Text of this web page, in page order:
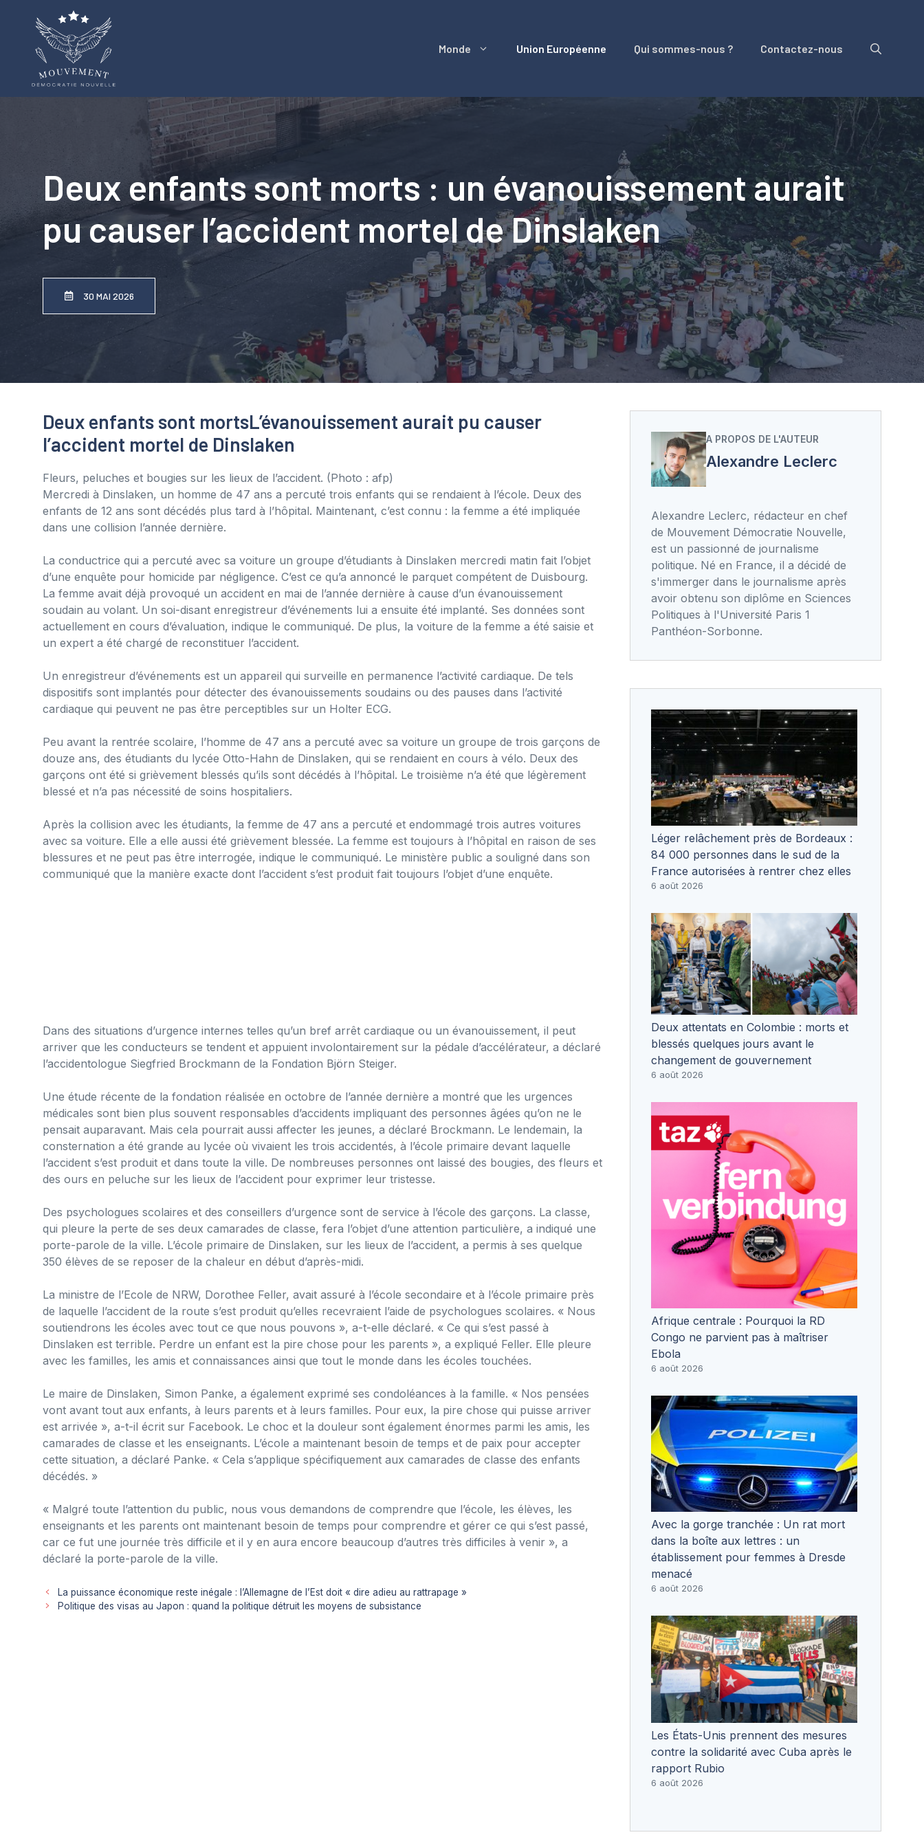
Monde Union Européenne Qui sommes-nous ? Contactez-nous
Deux enfants sont morts : un évanouissement aurait
pu causer l’accident mortel de Dinslaken
30 MAI 2026
Deux enfants sont mortsL’évanouissement aurait pu causer
l’accident mortel de Dinslaken
Fleurs, peluches et bougies sur les lieux de l’accident. (Photo : afp)
Mercredi à Dinslaken, un homme de 47 ans a percuté trois enfants qui se rendaient à l’école. Deux des
enfants de 12 ans sont décédés plus tard à l’hôpital. Maintenant, c’est connu : la femme a été impliquée
dans une collision l’année dernière.
La conductrice qui a percuté avec sa voiture un groupe d’étudiants à Dinslaken mercredi matin fait l’objet
d’une enquête pour homicide par négligence. C’est ce qu’a annoncé le parquet compétent de Duisbourg.
La femme avait déjà provoqué un accident en mai de l’année dernière à cause d’un évanouissement
soudain au volant. Un soi-disant enregistreur d’événements lui a ensuite été implanté. Ses données sont
actuellement en cours d’évaluation, indique le communiqué. De plus, la voiture de la femme a été saisie et
un expert a été chargé de reconstituer l’accident.
Un enregistreur d’événements est un appareil qui surveille en permanence l’activité cardiaque. De tels
dispositifs sont implantés pour détecter des évanouissements soudains ou des pauses dans l’activité
cardiaque qui peuvent ne pas être perceptibles sur un Holter ECG.
Peu avant la rentrée scolaire, l’homme de 47 ans a percuté avec sa voiture un groupe de trois garçons de
douze ans, des étudiants du lycée Otto-Hahn de Dinslaken, qui se rendaient en cours à vélo. Deux des
garçons ont été si grièvement blessés qu’ils sont décédés à l’hôpital. Le troisième n’a été que légèrement
blessé et n’a pas nécessité de soins hospitaliers.
Après la collision avec les étudiants, la femme de 47 ans a percuté et endommagé trois autres voitures
avec sa voiture. Elle a elle aussi été grièvement blessée. La femme est toujours à l’hôpital en raison de ses
blessures et ne peut pas être interrogée, indique le communiqué. Le ministère public a souligné dans son
communiqué que la manière exacte dont l’accident s’est produit fait toujours l’objet d’une enquête.
Dans des situations d’urgence internes telles qu’un bref arrêt cardiaque ou un évanouissement, il peut
arriver que les conducteurs se tendent et appuient involontairement sur la pédale d’accélérateur, a déclaré
l’accidentologue Siegfried Brockmann de la Fondation Björn Steiger.
Une étude récente de la fondation réalisée en octobre de l’année dernière a montré que les urgences
médicales sont bien plus souvent responsables d’accidents impliquant des personnes âgées qu’on ne le
pensait auparavant. Mais cela pourrait aussi affecter les jeunes, a déclaré Brockmann. Le lendemain, la
consternation a été grande au lycée où vivaient les trois accidentés, à l’école primaire devant laquelle
l’accident s’est produit et dans toute la ville. De nombreuses personnes ont laissé des bougies, des fleurs et
des ours en peluche sur les lieux de l’accident pour exprimer leur tristesse.
Des psychologues scolaires et des conseillers d’urgence sont de service à l’école des garçons. La classe,
qui pleure la perte de ses deux camarades de classe, fera l’objet d’une attention particulière, a indiqué une
porte-parole de la ville. L’école primaire de Dinslaken, sur les lieux de l’accident, a permis à ses quelque
350 élèves de se reposer de la chaleur en début d’après-midi.
La ministre de l’Ecole de NRW, Dorothee Feller, avait assuré à l’école secondaire et à l’école primaire près
de laquelle l’accident de la route s’est produit qu’elles recevraient l’aide de psychologues scolaires. « Nous
soutiendrons les écoles avec tout ce que nous pouvons », a-t-elle déclaré. « Ce qui s’est passé à
Dinslaken est terrible. Perdre un enfant est la pire chose pour les parents », a expliqué Feller. Elle pleure
avec les familles, les amis et connaissances ainsi que tout le monde dans les écoles touchées.
Le maire de Dinslaken, Simon Panke, a également exprimé ses condoléances à la famille. « Nos pensées
vont avant tout aux enfants, à leurs parents et à leurs familles. Pour eux, la pire chose qui puisse arriver
est arrivée », a-t-il écrit sur Facebook. Le choc et la douleur sont également énormes parmi les amis, les
camarades de classe et les enseignants. L’école a maintenant besoin de temps et de paix pour accepter
cette situation, a déclaré Panke. « Cela s’applique spécifiquement aux camarades de classe des enfants
décédés. »
« Malgré toute l’attention du public, nous vous demandons de comprendre que l’école, les élèves, les
enseignants et les parents ont maintenant besoin de temps pour comprendre et gérer ce qui s’est passé,
car ce fut une journée très difficile et il y en aura encore beaucoup d’autres très difficiles à venir », a
déclaré la porte-parole de la ville.
La puissance économique reste inégale : l’Allemagne de l’Est doit « dire adieu au rattrapage »
Politique des visas au Japon : quand la politique détruit les moyens de subsistance
A PROPOS DE L'AUTEUR
Alexandre Leclerc
Alexandre Leclerc, rédacteur en chef
de Mouvement Démocratie Nouvelle,
est un passionné de journalisme
politique. Né en France, il a décidé de
s'immerger dans le journalisme après
avoir obtenu son diplôme en Sciences
Politiques à l'Université Paris 1
Panthéon-Sorbonne.
Léger relâchement près de Bordeaux :
84 000 personnes dans le sud de la
France autorisées à rentrer chez elles
6 août 2026
Deux attentats en Colombie : morts et
blessés quelques jours avant le
changement de gouvernement
6 août 2026
Afrique centrale : Pourquoi la RD
Congo ne parvient pas à maîtriser
Ebola
6 août 2026
Avec la gorge tranchée : Un rat mort
dans la boîte aux lettres : un
établissement pour femmes à Dresde
menacé
6 août 2026
Les États-Unis prennent des mesures
contre la solidarité avec Cuba après le
rapport Rubio
6 août 2026